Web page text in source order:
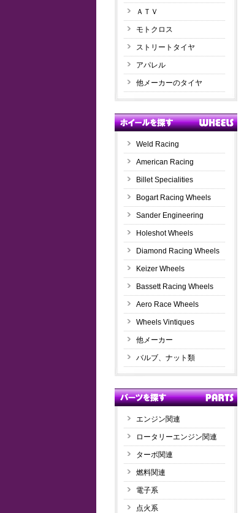
ＡＴＶ
モトクロス
ストリートタイヤ
アパレル
他メーカーのタイヤ
Weld Racing
American Racing
Billet Specialities
Bogart Racing Wheels
Sander Engineering
Holeshot Wheels
Diamond Racing Wheels
Keizer Wheels
Bassett Racing Wheels
Aero Race Wheels
Wheels Vintiques
他メーカー
バルブ、ナット類
エンジン関連
ロータリーエンジン関連
ターボ関連
燃料関連
電子系
点火系